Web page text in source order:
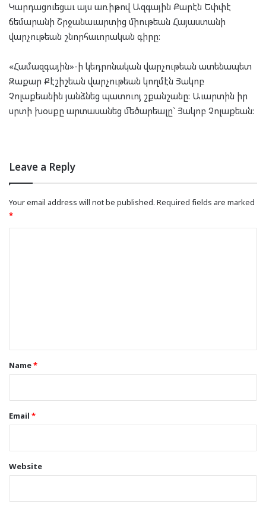
Կարդացուեցաւ այս առիթով Ազգային Քարէն Եփփէ
ճեմարանի Շրջանաւարտից միութեան Հայաստանի
վարչութեան շնորհաւորական գիրը:
«Համազգային»-ի կեդրոնական վարչութեան ատենապետ
Զաքար Քէշիշեան վարչութեան կողմէն Յակոբ
Չոլաքեանին յանձնեց պատուոյ շքանշանը: Աւարտին իր
սրտի խօսքը արտասանեց մեծարեալը` Յակոբ Չոլաքեան:
Leave a Reply
Your email address will not be published. Required fields are marked
*
*Name*
Email *
Website